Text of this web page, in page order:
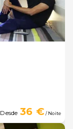
Desde 36 €/ Noite